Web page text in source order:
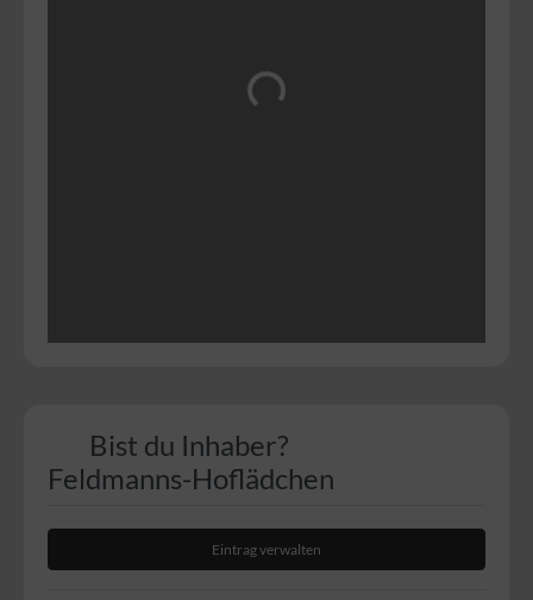
Wird geladen …
Bist du Inhaber?
Feldmanns-Hoflädchen
Eintrag verwalten